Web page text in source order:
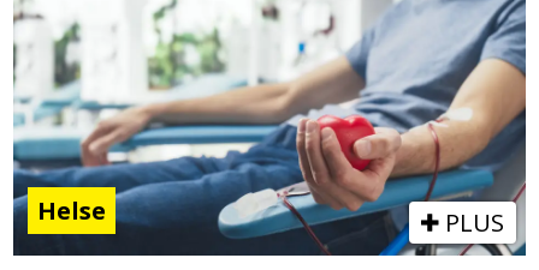
Helse PLUS